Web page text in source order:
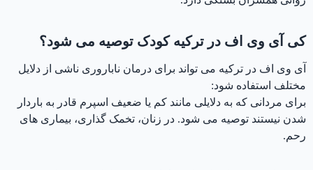
کی آی وی اف در ترکیه کودک توصیه می شود؟
آی وی اف در ترکیه می تواند برای درمان ناباروری ناشی از دلایل
مختلف استفاده شود:
برای مردانی که به دلایلی مانند کم یا ضعیف اسپرم قادر به باردار
شدن نیستند توصیه می شود. در زنان، تخمک گذاری، بیماری های
رحم.